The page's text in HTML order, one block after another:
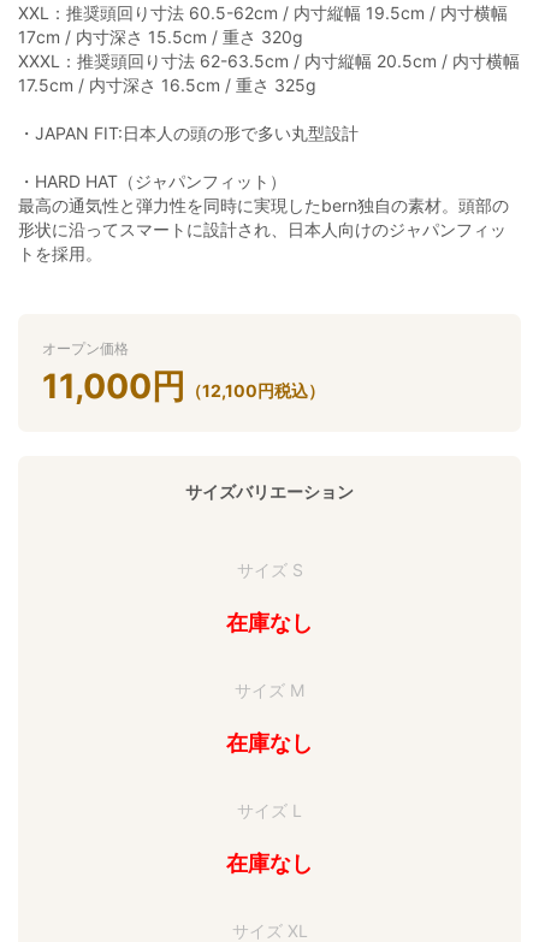
XXL：推奨頭回り寸法 60.5-62cm / 内寸縦幅 19.5cm / 内寸横幅
17cm / 内寸深さ 15.5cm / 重さ 320g
XXXL：推奨頭回り寸法 62-63.5cm / 内寸縦幅 20.5cm / 内寸横幅
17.5cm / 内寸深さ 16.5cm / 重さ 325g
・JAPAN FIT:日本人の頭の形で多い丸型設計
・HARD HAT（ジャパンフィット）
最高の通気性と弾力性を同時に実現したbern独自の素材。頭部の
形状に沿ってスマートに設計され、日本人向けのジャパンフィッ
トを採用。
オープン価格
11,000円 （12,100円税込）
サイズバリエーション
サイズ S
在庫なし
サイズ M
在庫なし
サイズ L
在庫なし
サイズ XL